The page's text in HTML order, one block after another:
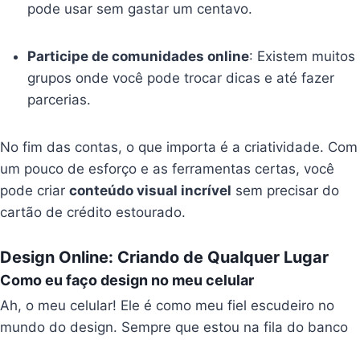
pode usar sem gastar um centavo.
Participe de comunidades online: Existem muitos
grupos onde você pode trocar dicas e até fazer
parcerias.
No fim das contas, o que importa é a criatividade. Com
um pouco de esforço e as ferramentas certas, você
pode criarconteúdo visual incrível sem precisar do
cartão de crédito estourado.
Design Online: Criando de Qualquer Lugar
Como eu faço design no meu celular
Ah, o meu celular! Ele é como meu fiel escudeiro no
mundo do design. Sempre que estou na fila do banco